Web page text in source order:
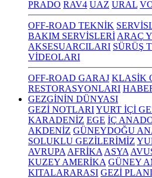
PRADO RAV4 UAZ URAL
OFF-ROAD TEKNİK
BAKIM SERVİSLERİ ARAÇ
AKSESUARCILARI SÜRÜŞ
VİDEOLARI
OFF-ROAD GARAJ KLASİK
RESTORASYONLARI
GEZGİNİN DÜNYASI
GEZİ NOTLARIYURT İÇİ
KARADENİZ EGE İÇ
AKDENİZ GÜNEYDOĞU
SOLUKLU GEZİLERİMİZ
AVRUPA AFRİKA ASYA
KUZEY AMERİKA GÜNEY
KITALARARASI GEZİ